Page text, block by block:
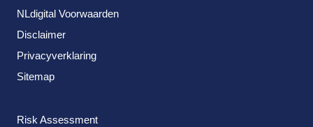
NLdigital Voorwaarden
Disclaimer
Privacyverklaring
Sitemap
Risk Assessment